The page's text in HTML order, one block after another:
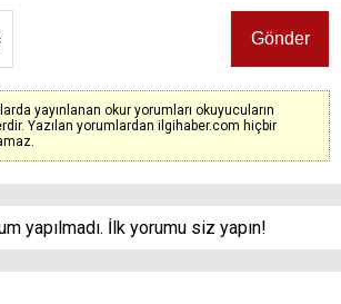
yayınlanan okur yorumları okuyucuların
Yazılan yorumlardan ilgihaber.com hiçbir
yapılmadı. İlk yorumu siz yapın!